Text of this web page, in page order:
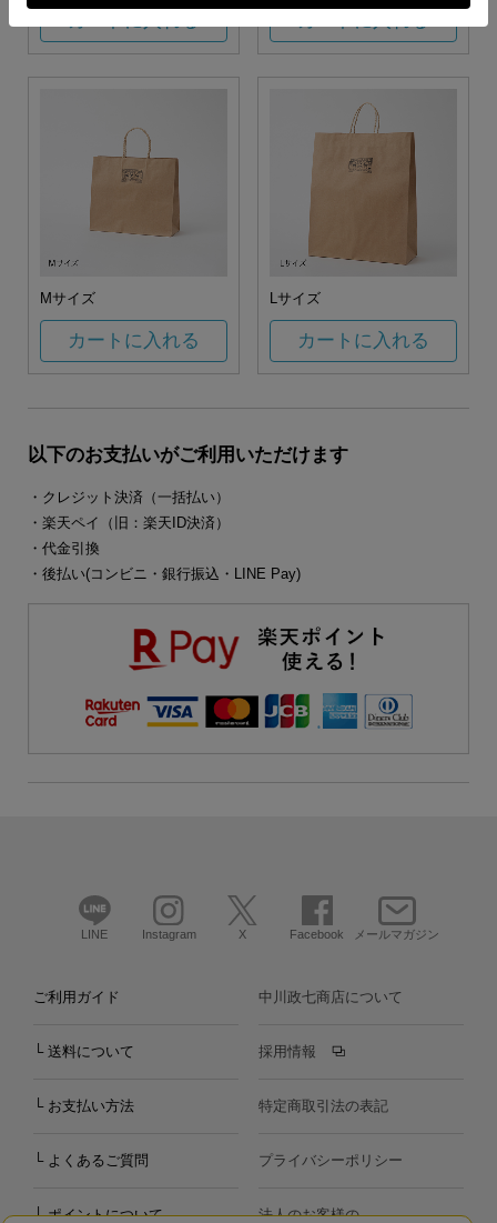
Mサイズ
カートに入れる
Lサイズ
カートに入れる
以下のお支払いがご利用いただけます
・クレジット決済（一括払い）
・楽天ペイ（旧：楽天ID決済）
・代金引換
・後払い(コンビニ・銀行振込・LINE Pay)
LINE Instagram X Facebook メールマガジン
ご利用ガイド
└ 送料について
└ お支払い方法
└ よくあるご質問
└ ポイントについて
中川政七商店について
採用情報
特定商取引法の表記
プライバシーポリシー
法人のお客様の